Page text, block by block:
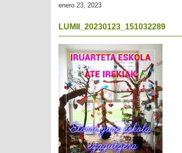
enero 23, 2023
LUMII_20230123_151032289